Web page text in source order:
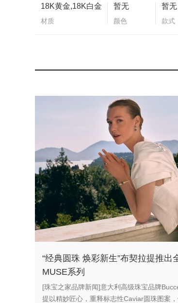
18K黄金,18K白金
材质
暂无
颜色
暂无
款式
“经典圆珠 焕彩新生”布契拉提推出
MUSE系列
[珠宝之家品牌新闻]意大利高级珠宝品牌
提以精妙匠心，重释标志性Caviar圆珠图案